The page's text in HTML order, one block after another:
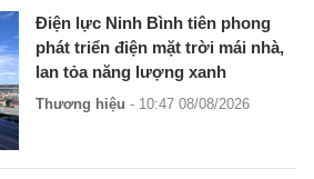
Điện lực Ninh Bình tiên phong
phát triển điện mặt trời mái nhà,
lan tỏa năng lượng xanh
Thương hiệu - 10:47 08/08/2026